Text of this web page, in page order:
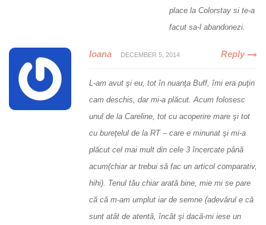
place la Colorstay si te-a
facut sa-l abandonezi.
Ioana DECEMBER 5, 2014 Reply
L-am avut şi eu, tot în nuanţa Buff, îmi era puţin
cam deschis, dar mi-a plăcut. Acum folosesc
unul de la Careline, tot cu acoperire mare şi tot
cu bureţelul de la RT – care e minunat şi mi-a
plăcut cel mai mult din cele 3 încercate până
acum(chiar ar trebui să fac un articol comparativ,
hihi). Tenul tău chiar arată bine, mie mi se pare
că că m-am umplut iar de semne (adevărul e că
sunt atât de atentă, încât şi dacă-mi iese un